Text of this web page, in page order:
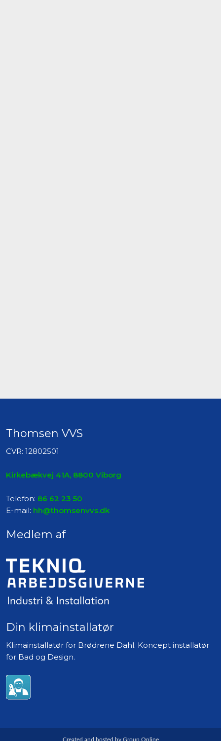
Thomsen VVS
CVR: 12802501​
Kirkebækvej 41A, 8800 Viborg
Telefon: 86 62 23 50
E-mail: hh@thomsenvvs.dk
Medlem af
Din klimainstallatør
​Klimainstallatør for Brødrene Dahl. Koncept installatør
for Bad og Design.
Created and hosted by Group Online